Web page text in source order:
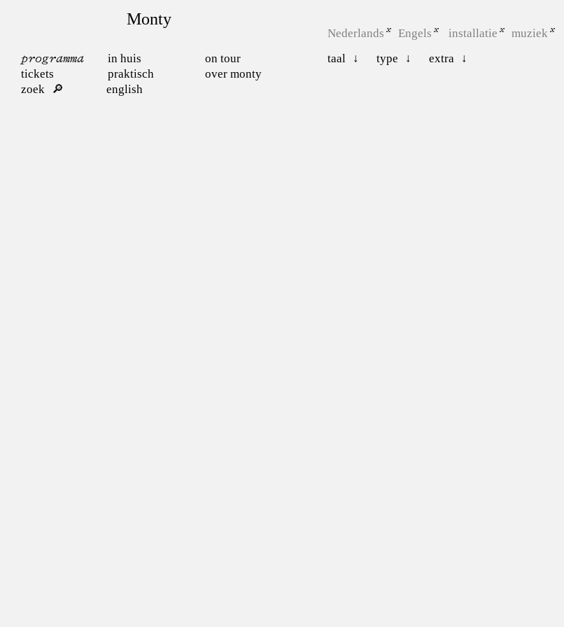
Monty
programma in huis
on tour
tickets
praktisch
over monty
zoek
english
Nederlands Engels installatie muziek
taal
type extra